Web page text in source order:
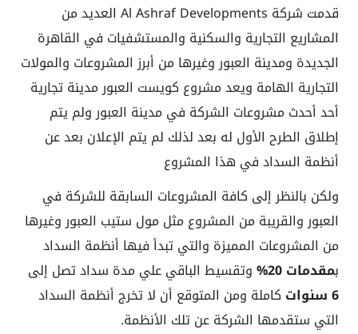
قدمت شركة Al Ashraf Developments العديد من
المشاريع التجارية والسكنية والمستشفيات في القاهرة
الجديدة ومدينة العبور وغيرها من أبرز المشروعات والمولات
التجارية الهامة ويعد مشروع كويست العبور مدينة تجارية
أحد أحدث مشروعات الشركة في مدينة العبور ولم يتم
إطلاق الطرح الأول له بعد لذلك لم يتم الإعلان بعد عن
أنظمة السداد في هذا المشروع
ولكن بالنظر إلى كافة المشروعات السابقة للشركة في
العبور والقريبة من المشروع مثل مول ستيب العبور وغيرها
من المشروعات المميزة والتي تبدأ فيها أنظمة السداد
بمقدمات 20%
وتقسيط الباقي علي مدة سداد تصل إلى
6 سنوات
كاملة ومن المتوقع أن لا تخرج أنظمة السداد
التي ستقدمها الشركة عن تلك الأنظمة.